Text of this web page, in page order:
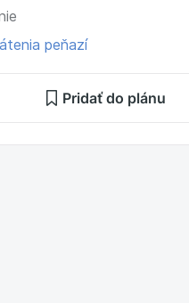
peňazí
Pridať do plánu